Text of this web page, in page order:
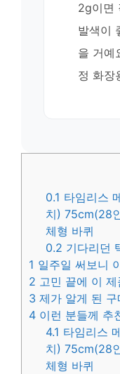
2g이면
발색이
을 거예
정 화장
0.1 타임리스
치) 75cm(28
체형 바퀴
0.2 기다리던
1 일주일 써보니
2 고민 끝에 이
3 제가 알게 된 구
4 이런 분들께 추
4.1 타임리스
치) 75cm(28
체형 바퀴